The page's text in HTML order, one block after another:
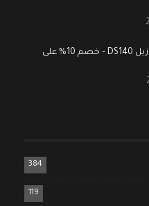
كود خصم مترو برازيل DS140 – خصم 10% على
384
119